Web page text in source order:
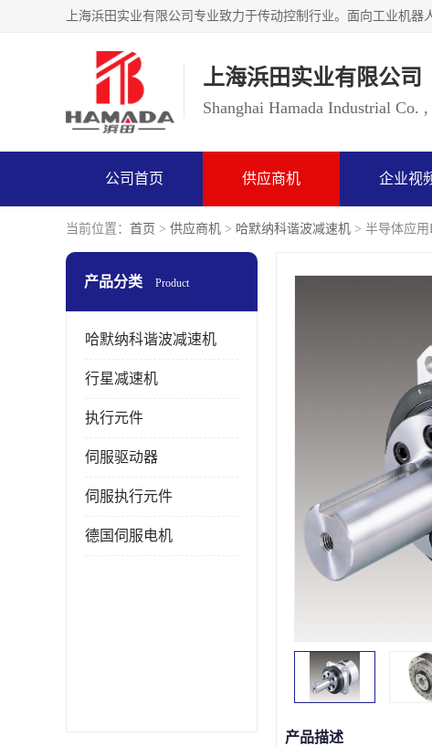
上海浜田实业有限公司
Shanghai Hamada Industrial Co.
公司首页 供应商机 企业视
当前位置： 首页 > 供应商机 > 哈默纳科谐波减速机 > 半导体应用
产品分类 Product
哈默纳科谐波减速机
行星减速机
执行元件
伺服驱动器
伺服执行元件
德国伺服电机
产品描述